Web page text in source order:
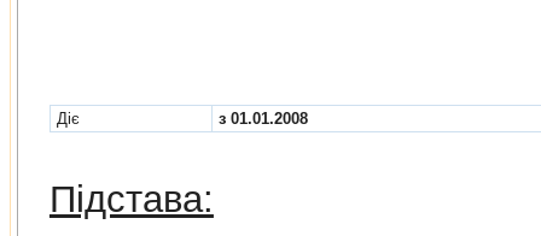
Діє з 01.01.2008
Підстава: